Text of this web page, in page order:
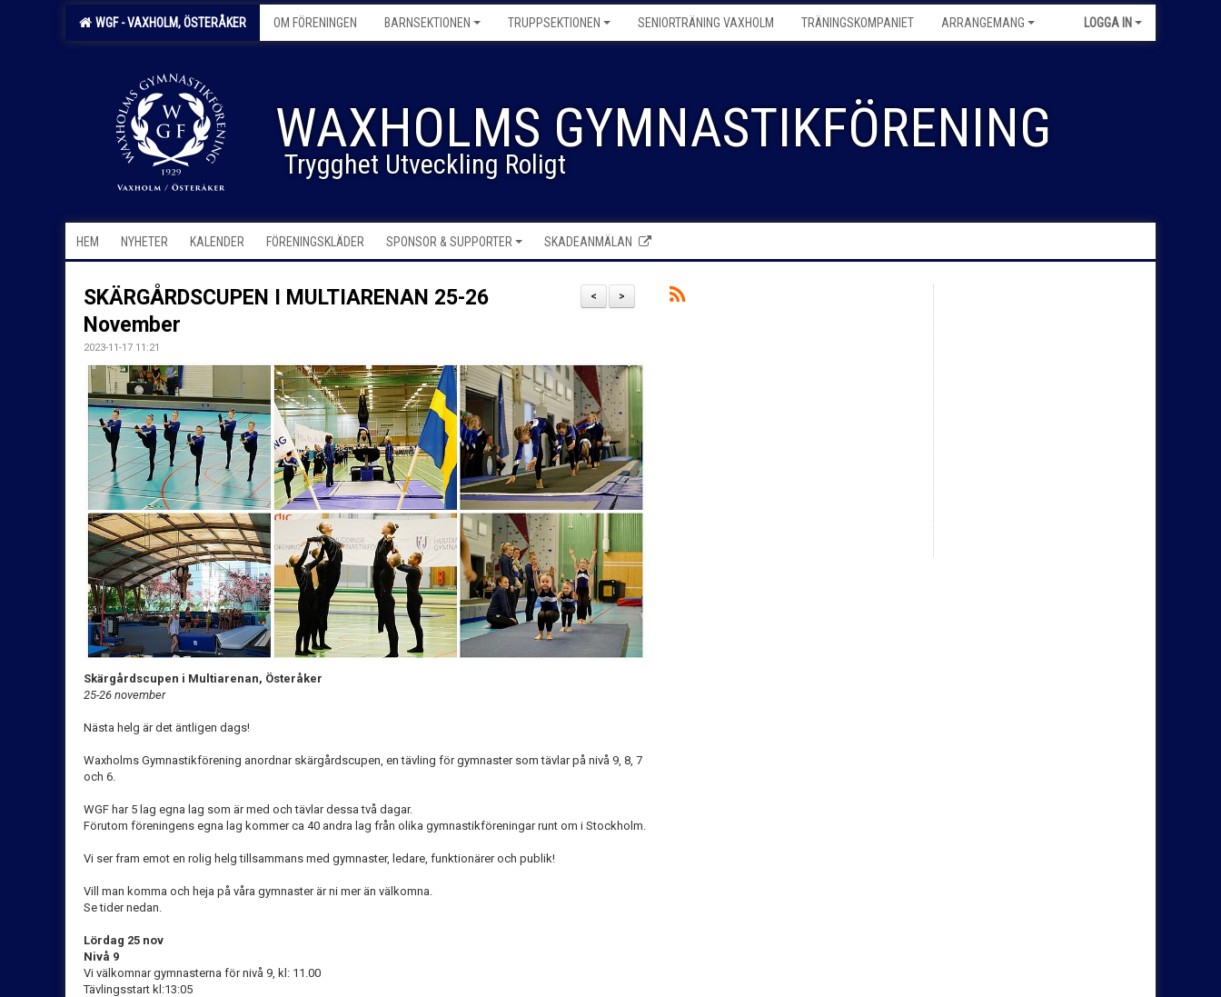
WGF - VAXHOLM, ÖSTERÅKER OM FÖRENINGEN BARNSEKTIONEN TRUPPSEKTIONEN SENIORTRÄNING VAXHOLM TRÄNINGSKOMPANIET ARRANGEMANG LOGGA IN
WAXHOLMS GYMNASTIKFÖRENING
Trygghet Utveckling Roligt
HEM NYHETER KALENDER FÖRENINGSKLÄDER SPONSOR & SUPPORTER SKADEANMÄLAN
>
<
SKÄRGÅRDSCUPEN I MULTIARENAN 25-26
November
2023-11-17 11:21
Skärgårdscupen i Multiarenan, Österåker
25-26 november
Nästa helg är det äntligen dags!
Waxholms Gymnastikförening anordnar skärgårdscupen, en tävling för gymnaster som tävlar på nivå 9, 8, 7
och 6.
WGF har 5 lag egna lag som är med och tävlar dessa två dagar.
Förutom föreningens egna lag kommer ca 40 andra lag från olika gymnastikföreningar runt om i Stockholm.
Vi ser fram emot en rolig helg tillsammans med gymnaster, ledare, funktionärer och publik!
Vill man komma och heja på våra gymnaster är ni mer än välkomna.
Se tider nedan.
Lördag 25 nov
Nivå 9
Vi välkomnar gymnasterna för nivå 9, kl: 11.00
Tävlingsstart kl:13:05